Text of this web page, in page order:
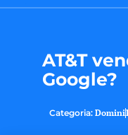
AT&T
Google?
Categoria: Domini